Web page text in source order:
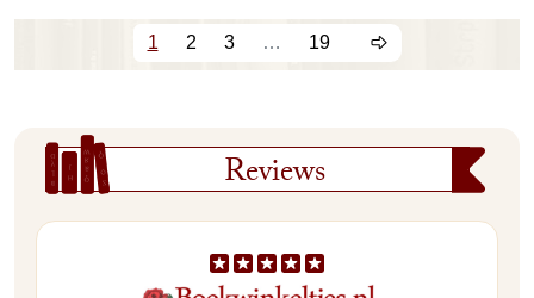
Reviews
1 2 3 … 19